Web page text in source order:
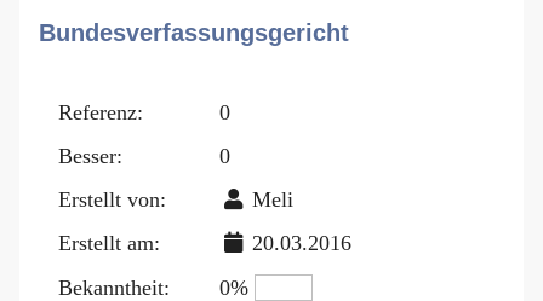
Forum
Blog
Bundesverfassungsgericht
Referenz:
0
Besser:
0
Erstellt von:
Meli
Erstellt am:
20.03.2016
Bekanntheit:
0%